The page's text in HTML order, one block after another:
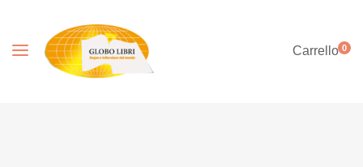
Carrello0